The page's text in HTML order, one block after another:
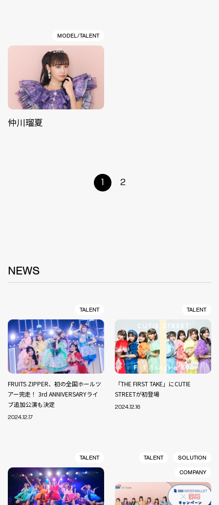
MODEL/TALENT
仲川瑠夏
1 2
NEWS
TALENT
FRUITS ZIPPER、初の全国ホールツ
アー完走！ 3rd ANNIVERSARYライ
ブ追加公演も決定
2024.12.17
TALENT
「THE FIRST TAKE」にCUTIE
STREETが初登場
2024.12.16
TALENT TALENT
SOLUTION
COMPANY